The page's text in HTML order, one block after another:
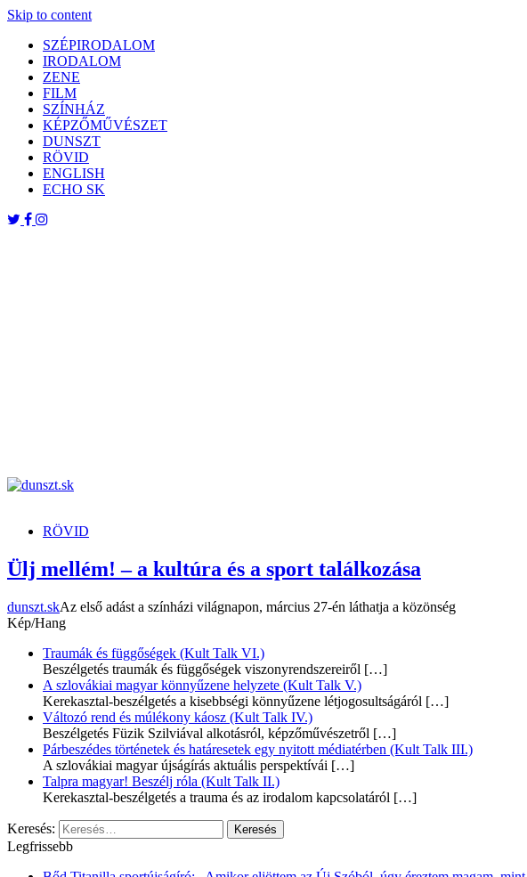
Skip to content
SZÉPIRODALOM
IRODALOM
ZENE
FILM
SZÍNHÁZ
KÉPZŐMŰVÉSZET
DUNSZT
RÖVID
ENGLISH
ECHO SK
RÖVID
Ülj mellém! – a kultúra és a sport találkozása
dunszt.skAz első adást a színházi világnapon, március 27-én láthatja a közönség
Kép/Hang
Traumák és függőségek (Kult Talk VI.)
Beszélgetés traumák és függőségek viszonyrendszereiről […]
A szlovákiai magyar könnyűzene helyzete (Kult Talk V.)
Kerekasztal-beszélgetés a kisebbségi könnyűzene létjogosultságáról […]
Változó rend és múlékony káosz (Kult Talk IV.)
Beszélgetés Füzik Szilviával alkotásról, képzőművészetről […]
Párbeszédes történetek és határesetek egy nyitott médiatérben (Kult Talk III.)
A szlovákiai magyar újságírás aktuális perspektívái […]
Talpra magyar! Beszélj róla (Kult Talk II.)
Kerekasztal-beszélgetés a trauma és az irodalom kapcsolatáról […]
Keresés:
Legfrissebb